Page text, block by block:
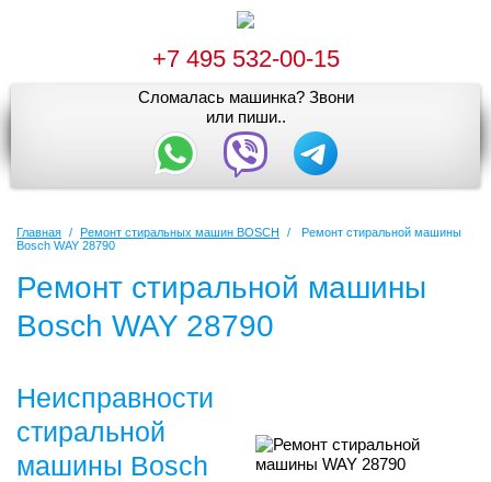
+7 495 532-00-15
Сломалась машинка? Звони
или пиши..
Главная / Ремонт стиральных машин BOSCH /
Ремонт стиральной машины
Bosch WAY 28790
Ремонт стиральной машины
Bosch WAY 28790
Неисправности
стиральной
машины Bosch